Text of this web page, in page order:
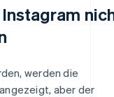
werden die
aber der